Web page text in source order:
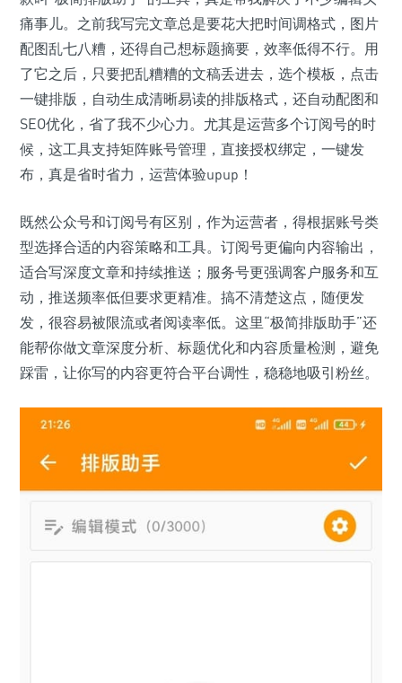
痛事儿。之前我写完文章总是要花大把时间调格式，图片
配图乱七八糟，还得自己想标题摘要，效率低得不行。用
了它之后，只要把乱糟糟的文稿丢进去，选个模板，点击
一键排版，自动生成清晰易读的排版格式，还自动配图和
SEO优化，省了我不少心力。尤其是运营多个订阅号的时
候，这工具支持矩阵账号管理，直接授权绑定，一键发
布，真是省时省力，运营体验upup！
既然公众号和订阅号有区别，作为运营者，得根据账号类
型选择合适的内容策略和工具。订阅号更偏向内容输出，
适合写深度文章和持续推送；服务号更强调客户服务和互
动，推送频率低但要求更精准。搞不清楚这点，随便发
发，很容易被限流或者阅读率低。这里“极简排版助手”还
能帮你做文章深度分析、标题优化和内容质量检测，避免
踩雷，让你写的内容更符合平台调性，稳稳地吸引粉丝。